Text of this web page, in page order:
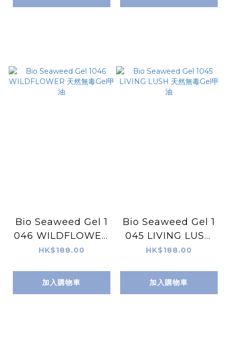
Bio Seaweed Gel 1
046 WILDFLOWER
天然無毒Gel甲油
HK$188.00
加入購物車
Bio Seaweed Gel 1
045 LIVING LUSH
天然無毒Gel甲油
HK$188.00
加入購物車